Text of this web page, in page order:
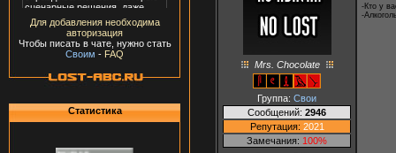
Для добавления необходима
авторизация
Чтобы писать в чате, нужно стать
Своим - FAQ
Статистика
Mrs. Chocolate
Группа: Свои
Сообщений: 2946
Репутация: 2021
Замечания: 100%
-Кто у
-